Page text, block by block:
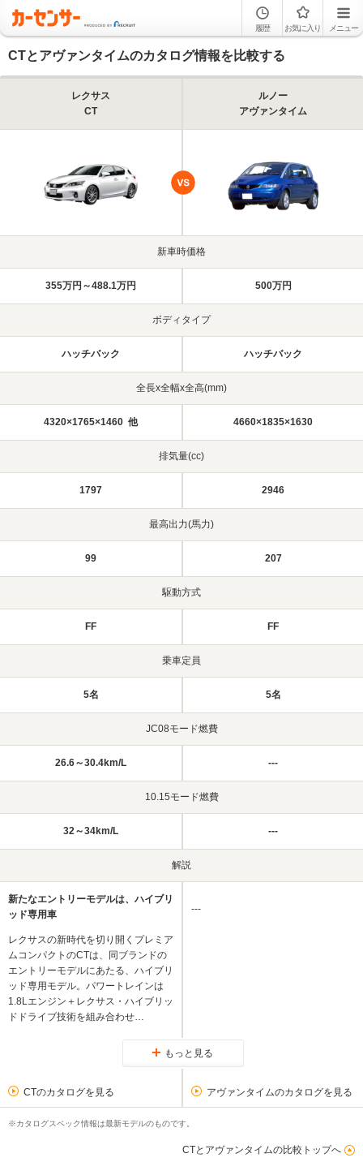
履歴 お気に入り メニュー
CTとアヴァンタイムのカタログ情報を比較する
レクサス
CT
ルノー
アヴァンタイム
新車時価格
355万円～488.1万円 500万円
ボディタイプ
ハッチバック ハッチバック
全長x全幅x全高(mm)
4320×1765×1460 他 4660×1835×1630
排気量(cc)
1797 2946
最高出力(馬力)
99 207
駆動方式
FF FF
乗車定員
5名 5名
JC08モード燃費
26.6～30.4km/L ---
10.15モード燃費
32～34km/L ---
解説
新たなエントリーモデルは、ハイブリ
ッド専用車
レクサスの新時代を切り開くプレミア
ムコンパクトのCTは、同ブランドの
エントリーモデルにあたる、ハイブリ
ッド専用モデル。パワートレインは
1.8Lエンジン＋レクサス・ハイブリッ
ドドライブ技術を組み合わせ…
---
もっと見る
CTのカタログを見る アヴァンタイムのカタログを見る
※カタログスペック情報は最新モデルのものです。
CTとアヴァンタイムの比較トップへ